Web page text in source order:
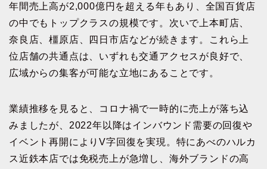
年間売上高が2,000億円を超える年もあり、全国百貨店
の中でもトップクラスの規模です。次いで上本町店、
奈良店、橿原店、四日市店などが続きます。これら上
位店舗の共通点は、いずれも交通アクセスが良好で、
広域からの集客が可能な立地にあることです。
業績推移を見ると、コロナ禍で一時的に売上が落ち込
みましたが、2022年以降はインバウンド需要の回復や
イベント再開によりV字回復を実現。特にあべのハルカ
ス近鉄本店では免税売上が急増し、海外ブランドの高